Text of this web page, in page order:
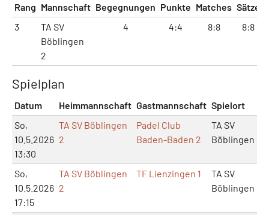
Rang Mannschaft Begegnungen Punkte Matches Sätze
3
TA SV
Böblingen
2
4 4:4 8:8 8:8
Spielplan
Datum Heimmannschaft Gastmannschaft Spielort
So,
10.5.2026
13:30
TA SV Böblingen
2
Padel Club
Baden-Baden 2
TA SV
Böblingen
So,
10.5.2026
17:15
TA SV Böblingen
2
TF Lienzingen 1
TA SV
Böblingen